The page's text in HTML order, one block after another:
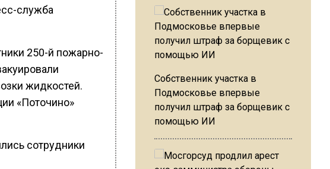
служба
250-й пожарно-
жидкостей.
«Поточино»
сотрудники
Собственник участка в
Подмосковье впервые
получил штраф за борщевик с
помощью ИИ